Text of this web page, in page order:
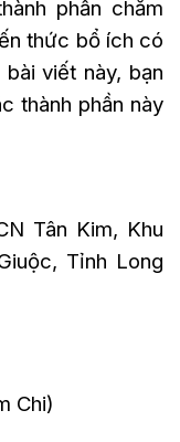
phần chăm
thức bổ ích có
viết này, bạn
thành phần này
Tân Kim, Khu
Tỉnh Long